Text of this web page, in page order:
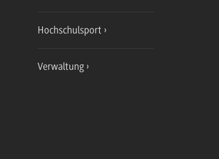
Hochschulsport
Verwaltung